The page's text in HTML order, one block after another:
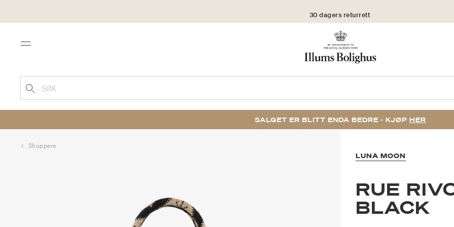
30 dagers returrett
Menu
SØK
SALGET ER BLITT ENDA BEDRE - KJØP HER
Shoppere
LUNA MOON
RUE
BLACK